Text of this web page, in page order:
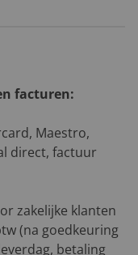
facturen:
Maestro,
direct, factuur
zakelijke klanten
(na goedkeuring
betaling